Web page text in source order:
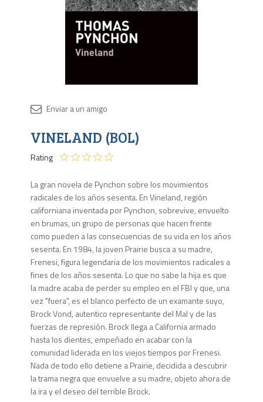
VINELAND (BOL)
Rating
La gran novela de Pynchon sobre los movimientos
radicales de los años sesenta. En Vineland, región
californiana inventada por Pynchon, sobrevive, envuelto
en brumas, un grupo de personas que hacen frente
como pueden a las consecuencias de su vida en los años
sesenta. En 1984, la joven Prairie busca a su madre,
Frenesi, figura legendaria de los movimientos radicales a
fines de los años sesenta. Lo que no sabe la hija es que
la madre acaba de perder su empleo en el FBI y que, una
vez "fuera", es el blanco perfecto de un examante suyo,
Brock Vond, autentico representante del Mal y de las
fuerzas de represión. Brock llega a California armado
hasta los dientes, empeñado en acabar con la
comunidad liderada en los viejos tiempos por Frenesi.
Nada de todo ello detiene a Prairie, decidida a descubrir
la trama negra que envuelve a su madre, objeto ahora de
la ira y el deseo del terrible Brock.